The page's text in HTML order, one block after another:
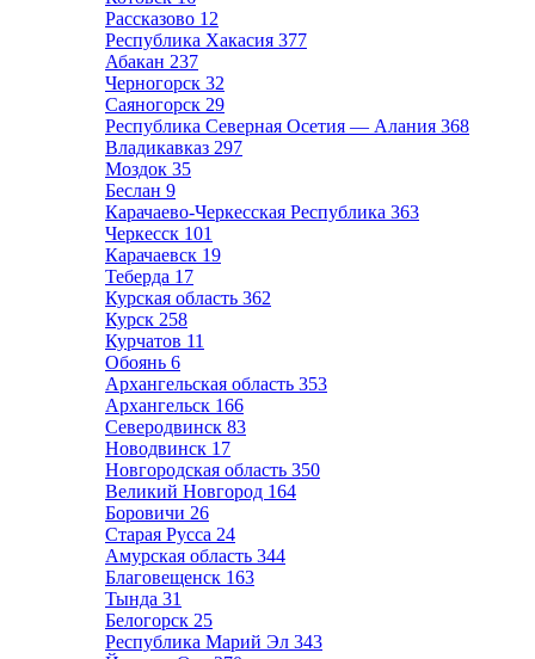
Рассказово 12
Республика Хакасия 377
Абакан 237
Черногорск 32
Саяногорск 29
Республика Северная Осетия — Алания 368
Владикавказ 297
Моздок 35
Беслан 9
Карачаево-Черкесская Республика 363
Черкесск 101
Карачаевск 19
Теберда 17
Курская область 362
Курск 258
Курчатов 11
Обоянь 6
Архангельская область 353
Архангельск 166
Северодвинск 83
Новодвинск 17
Новгородская область 350
Великий Новгород 164
Боровичи 26
Старая Русса 24
Амурская область 344
Благовещенск 163
Тында 31
Белогорск 25
Республика Марий Эл 343